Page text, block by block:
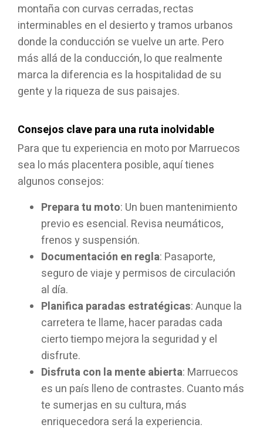
montaña con curvas cerradas, rectas
interminables en el desierto y tramos urbanos
donde la conducción se vuelve un arte. Pero
más allá de la conducción, lo que realmente
marca la diferencia es la hospitalidad de su
gente y la riqueza de sus paisajes.
Consejos clave para una ruta inolvidable
Para que tu experiencia en moto por Marruecos
sea lo más placentera posible, aquí tienes
algunos consejos:
Prepara tu moto: Un buen mantenimiento
previo es esencial. Revisa neumáticos,
frenos y suspensión.
Documentación en regla: Pasaporte,
seguro de viaje y permisos de circulación
al día.
Planifica paradas estratégicas: Aunque la
carretera te llame, hacer paradas cada
cierto tiempo mejora la seguridad y el
disfrute.
Disfruta con la mente abierta: Marruecos
es un país lleno de contrastes. Cuanto más
te sumerjas en su cultura, más
enriquecedora será la experiencia.